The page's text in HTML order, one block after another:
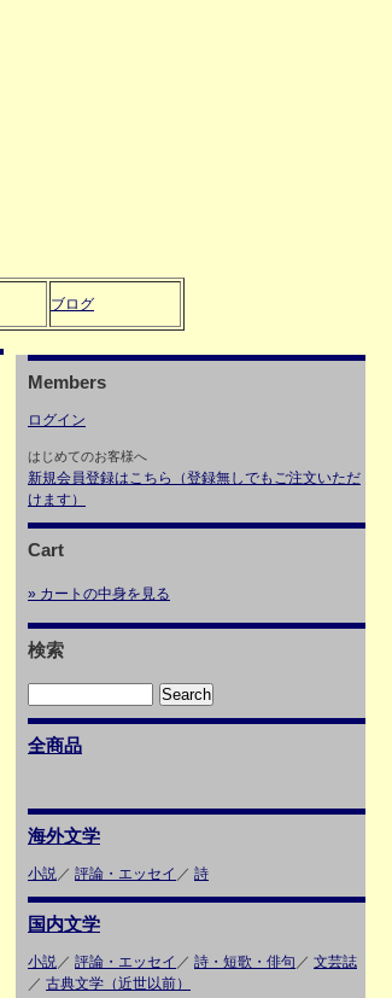
ブログ
Members
ログイン
はじめてのお客様へ
新規会員登録はこちら（登録無しでもご注文いただ
けます）
Cart
» カートの中身を見る
検索
全商品
海外文学
小説／ 評論・エッセイ ／ 詩
国内文学
小説／ 評論・エッセイ ／ 詩・短歌・俳句 ／ 文芸誌
／ 古典文学（近世以前）